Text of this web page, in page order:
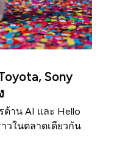
Sony
ด้าน AI และ Hello
วในตลาดเดียวกัน